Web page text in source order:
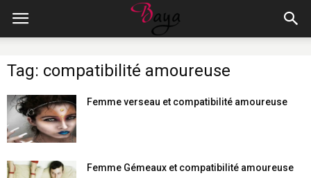
Tag: compatibilité amoureuse
Femme verseau et compatibilité amoureuse
Femme Gémeaux et compatibilité amoureuse